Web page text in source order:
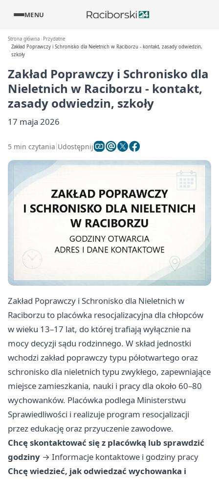
MENU
Strona główna
Przydatne
Zakład Poprawczy i Schronisko dla Nieletnich w Raciborzu - kontakt, zasady odwiedzin,
szkoły
Zakład Poprawczy i Schronisko dla
Nieletnich w Raciborzu - kontakt,
zasady odwiedzin, szkoły
17 maja 2026
5 min czytania Udostępnij
Zakład Poprawczy i Schronisko dla Nieletnich w
Raciborzu to placówka resocjalizacyjna dla chłopców
w wieku 13–17 lat, do której trafiają wyłącznie na
mocy decyzji sądu rodzinnego. W skład jednostki
wchodzi zakład poprawczy typu półotwartego oraz
schronisko dla nieletnich typu zwykłego, zapewniające
miejsce zamieszkania, nauki i pracy dla około 60–80
wychowanków. Placówka podlega Ministerstwu
Sprawiedliwości i realizuje program resocjalizacji
przez edukację oraz przyuczenie zawodowe.
Chcę skontaktować się z placówką lub sprawdzić
godziny → Informacje kontaktowe i godziny pracy
Chcę wiedzieć, jak odwiedzać wychowanka i